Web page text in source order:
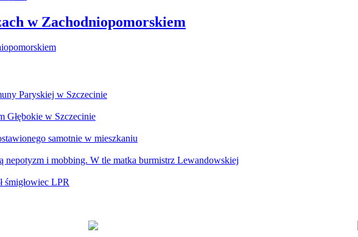
w Zachodniopomorskiem
Paryskiej w Szczecinie
Głębokie w Szczecinie
samotnie w mieszkaniu
i mobbing. W tle matka burmistrz Lewandowskiej
śmigłowiec LPR